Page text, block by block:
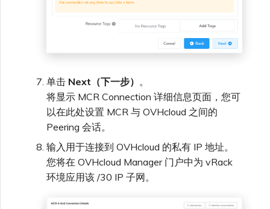
单击 Next（下一步） 。
将显示 MCR Connection 详细信息页面，您可
以在此处设置 MCR 与 OVHcloud 之间的
Peering 会话。
输入用于连接到 OVHcloud 的私有 IP 地址。
您将在 OVHcloud Manager 门户中为 vRack
环境应用该 /30 IP 子网。